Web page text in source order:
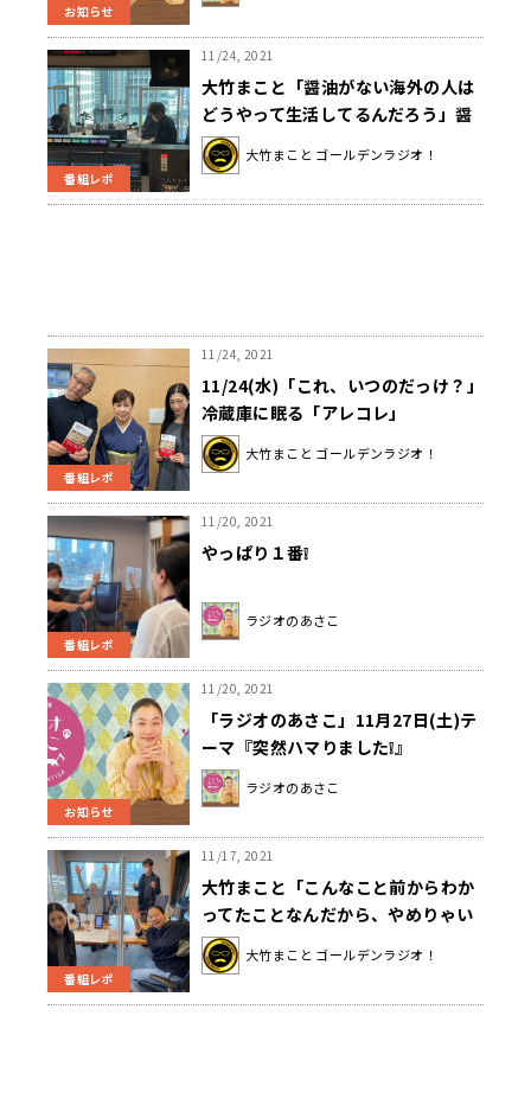
お知らせ
番組レポ
11/24, 2021
大竹まこと「醤油がない海外の人は
どうやって生活してるんだろう」醤
油の美味しさを再確認！〜11月24日
「大竹まこと ゴールデンラジオ」
大竹まこと ゴールデンラジオ！
番組レポ
11/24, 2021
11/24(水)「これ、いつのだっけ？」
冷蔵庫に眠る「アレコレ」
大竹まこと ゴールデンラジオ！
番組レポ
11/20, 2021
やっぱり１番❕
ラジオのあさこ
お知らせ
11/20, 2021
「ラジオのあさこ」11月27日(土)テ
ーマ『突然ハマりました❕』
ラジオのあさこ
番組レポ
11/17, 2021
大竹まこと「こんなこと前からわか
ってたことなんだから、やめりゃい
いのに」文書通信交通滞在費問題に
嘆き〜11月17日「大竹まこと ゴー
大竹まこと ゴールデンラジオ！